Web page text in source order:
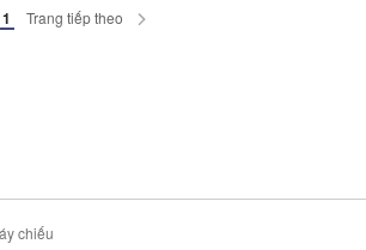
1 Trang tiếp theo
chiếu